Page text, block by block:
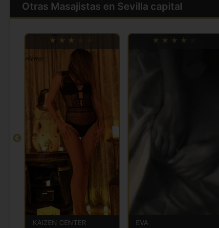
Otras Masajistas en Sevilla capital
KAIZEN CENTER EVA